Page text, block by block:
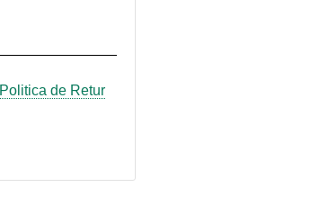
Politica de Retur